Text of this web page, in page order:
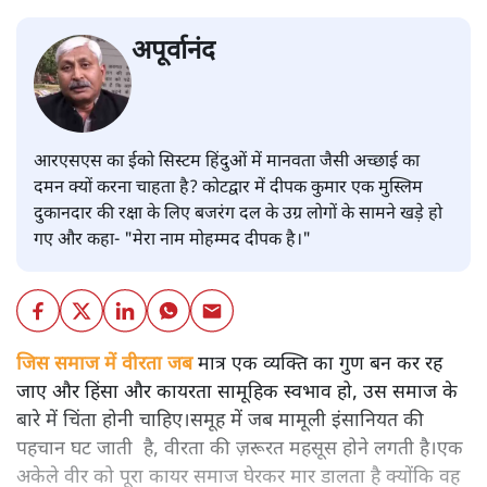
अपूर्वानंद
आरएसएस का ईको सिस्टम हिंदुओं में मानवता जैसी अच्छाई का
दमन क्यों करना चाहता है? कोटद्वार में दीपक कुमार एक मुस्लिम
दुकानदार की रक्षा के लिए बजरंग दल के उग्र लोगों के सामने खड़े हो
गए और कहा- "मेरा नाम मोहम्मद दीपक है।"
जिस समाज में वीरता जबमात्र एक व्यक्ति का गुण बन कर रह
जाए और हिंसा और कायरता सामूहिक स्वभाव हो, उस समाज के
बारे में चिंता होनी चाहिए।समूह में जब मामूली इंसानियत की
पहचान घट जाती है, वीरता की ज़रूरत महसूस होने लगती है।एक
अकेले वीर को पूरा कायर समाज घेरकर मार डालता है क्योंकि वह